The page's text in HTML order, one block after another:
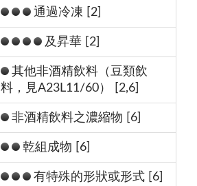
通過冷凍 [2]
及昇華 [2]
其他非酒精飲料（豆類飲
料，見A23L11/60） [2,6]
非酒精飲料之濃縮物 [6]
乾組成物 [6]
有特殊的形狀或形式 [6]